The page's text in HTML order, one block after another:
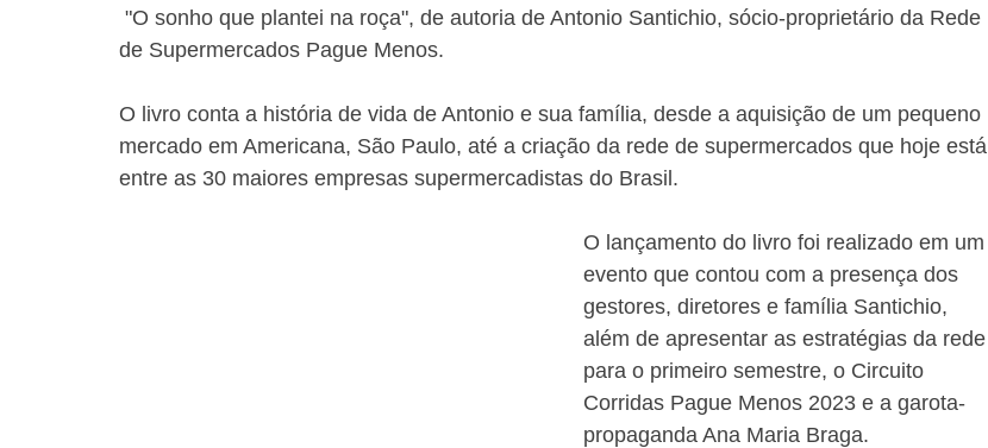
de Supermercados Pague Menos.
O livro conta a história de vida de Antonio e sua família, desde a aquisição de um pequeno
mercado em Americana, São Paulo, até a criação da rede de supermercados que hoje está
entre as 30 maiores empresas supermercadistas do Brasil.
O lançamento do livro foi realizado em um
evento que contou com a presença dos
gestores, diretores e família Santichio,
além de apresentar as estratégias da rede
para o primeiro semestre, o Circuito
Corridas Pague Menos 2023 e a garota-
propaganda Ana Maria Braga.